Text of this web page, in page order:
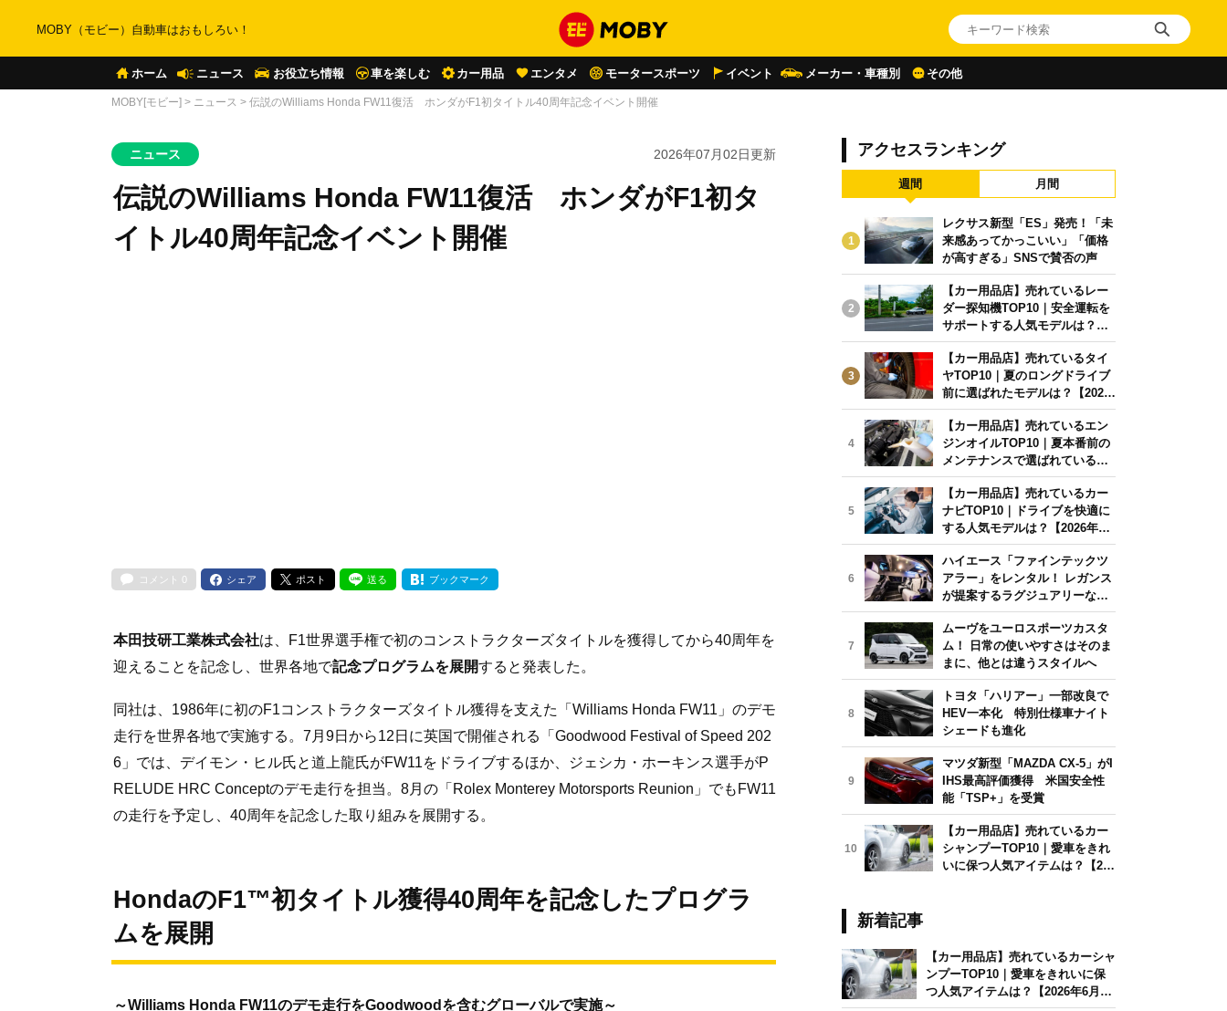
MOBY（モビー）自動車はおもしろい！
ホーム ニュース お役立ち情報 車を楽しむ カー用品 エンタメ モータースポーツ イベント メーカー・車種別 その他
MOBY[モビー] > ニュース > 伝説のWilliams Honda FW11復活 ホンダがF1初タイトル40周年記念イベント開催
ニュース 2026年07月02日更新
伝説のWilliams Honda FW11復活 ホンダがF1初タ
イトル40周年記念イベント開催
コメント 0 シェア ポスト 送る ブックマーク
本田技研工業株式会社は、F1世界選手権で初のコンストラクターズタイトルを獲得してから40周年を
迎えることを記念し、世界各地で記念プログラムを展開すると発表した。
同社は、1986年に初のF1コンストラクターズタイトル獲得を支えた「Williams Honda FW11」のデモ
走行を世界各地で実施する。7月9日から12日に英国で開催される「Goodwood Festival of Speed 202
6」では、デイモン・ヒル氏と道上龍氏がFW11をドライブするほか、ジェシカ・ホーキンス選手がP
RELUDE HRC Conceptのデモ走行を担当。8月の「Rolex Monterey Motorsports Reunion」でもFW11
の走行を予定し、40周年を記念した取り組みを展開する。
HondaのF1™初タイトル獲得40周年を記念したプログラ
ムを展開
～Williams Honda FW11のデモ走行をGoodwoodを含むグローバルで実施～
アクセスランキング
週間 月間
1
レクサス新型「ES」発売！「未
来感あってかっこいい」「価格
が高すぎる」SNSで賛否の声
2
【カー用品店】売れているレー
ダー探知機TOP10｜安全運転を
サポートする人気モデルは？【2
026年6月版】
3
【カー用品店】売れているタイ
ヤTOP10｜夏のロングドライブ
前に選ばれたモデルは？【2026
年6月版】
4
【カー用品店】売れているエン
ジンオイルTOP10｜夏本番前の
メンテナンスで選ばれている人
気モデルは？【2026年6月版】
5
【カー用品店】売れているカー
ナビTOP10｜ドライブを快適に
する人気モデルは？【2026年6
月版】
6
ハイエース「ファインテックツ
アラー」をレンタル！ レガンス
が提案するラグジュアリーな移
動体験
7
ムーヴをユーロスポーツカスタ
ム！ 日常の使いやすさはそのま
まに、他とは違うスタイルへ
8
トヨタ「ハリアー」一部改良で
HEV一本化 特別仕様車ナイト
シェードも進化
9
マツダ新型「MAZDA CX-5」がI
IHS最高評価獲得 米国安全性
能「TSP+」を受賞
10
【カー用品店】売れているカー
シャンプーTOP10｜愛車をきれ
いに保つ人気アイテムは？【202
新着記事
【カー用品店】売れているカーシャ
ンプーTOP10｜愛車をきれいに保
つ人気アイテムは？【2026年6月